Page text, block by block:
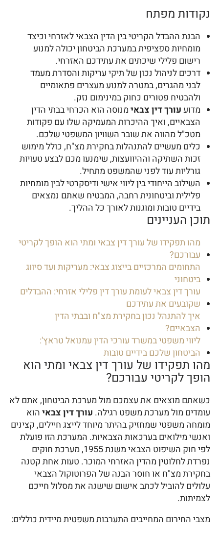
נקודות מפתח
הבנת ההבדל הקריטי בין הדין הצבאי לאזרחי וכיצד
מומחיות ספציפית במערכת הביטחון יכולה למנוע
רישום פלילי שיכתים את עתידכם האזרחי.
דרכים לניהול נכון של תיקי עריקות והסדרת מעמד
לבני מהגרים, במטרה למנוע מעצרים פתאומיים
ולהבטיח פטורים כחוק במינימום נזק.
מדועעורך דין צבאימנוסה הוא הכרחי בבתי הדין
הצבאיים, ואיך ההיכרות המעמיקה שלו עם פקודות
מטכ"ל מהווה את שובר השוויון המשפטי שלכם.
כלים מעשיים להתנהלות בחקירת מצ"ח, כולל מימוש
זכות השתיקה וההיוועצות, שימנעו מכם לבצע טעויות
גורליות עוד לפני שהמשפט מתחיל.
השילוב הייחודי בין ליווי אישי ודיסקרטי לבין מומחיות
פלילית וביטחונית רחבה, המבטיח שאתם נמצאים
בידיים טובות ומוגנות לאורך כל ההליך.
תוכן העניינים
מהו תפקידו של עורך דין צבאי ומתי הוא הופך לקריטי
עבורכם?
התחומים המרכזיים בייצוג צבאי: מעריקות ועד סיווג
ביטחוני
עורך דין צבאי לעומת עורך דין פלילי אזרחי: ההבדלים
שקובעים את עתידכם
איך להתנהל נכון בחקירת מצ"ח ובבתי הדין
הצבאיים?
ליווי משפטי במשרד עורכי הדין עמנואל טראץ':
הביטחון שלכם בידיים טובות
מהו תפקידו של עורך דין צבאי ומתי הוא
הופך לקריטי עבורכם?
כשאתם מוצאים את עצמכם מול מערכת הביטחון, אתם לא
עומדים מול מערכת משפט רגילה. עורך דין צבאיהוא
מומחה משפטי שמחזיק בהיתר מיוחד לייצג חיילים, קצינים
ואנשי מילואים בערכאות הצבאיות. המערכת הזו פועלת
לפי חוק השיפוט הצבאי משנת 1955, מערכת חוקים
נפרדת לחלוטין מהדין האזרחי המוכר. טעות אחת קטנה
בחקירת מצ"ח או חוסר הבנה של הפרוטוקול הצבאי
עלולים להוביל לכתב אישום שישנה את מסלול חייכם
לצמיתות.
מצבי החירום המחייבים התערבות משפטית מיידית כוללים: